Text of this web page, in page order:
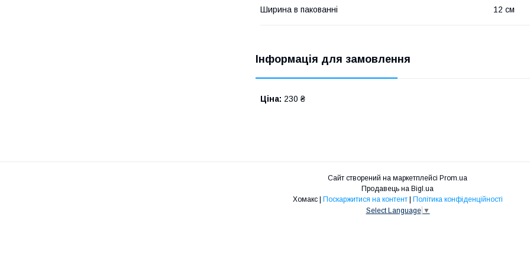
Ширина в пакованні 12 см
Інформація для замовлення
Ціна: 230 ₴
Сайт створений на маркетплейсі Prom.ua
Продавець на Bigl.ua
Хомакс | Поскаржитися на контент | Політика конфіденційності
Select Language ▼